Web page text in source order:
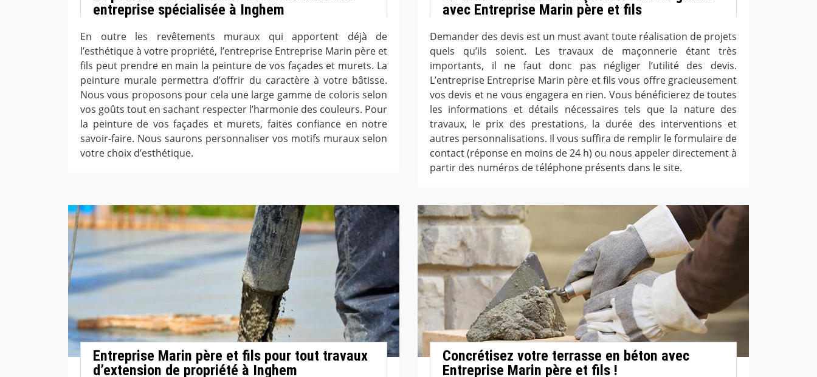
entreprise spécialisée à Inghem
En outre les revêtements muraux qui apportent déjà de
l’esthétique à votre propriété, l’entreprise Entreprise Marin père et
fils peut prendre en main la peinture de vos façades et murets. La
peinture murale permettra d’offrir du caractère à votre bâtisse.
Nous vous proposons pour cela une large gamme de coloris selon
vos goûts tout en sachant respecter l’harmonie des couleurs. Pour
la peinture de vos façades et murets, faites confiance en notre
savoir-faire. Nous saurons personnaliser vos motifs muraux selon
votre choix d’esthétique.
avec Entreprise Marin père et fils
Demander des devis est un must avant toute réalisation de projets
quels qu’ils soient. Les travaux de maçonnerie étant très
importants, il ne faut donc pas négliger l’utilité des devis.
L’entreprise Entreprise Marin père et fils vous offre gracieusement
vos devis et ne vous engagera en rien. Vous bénéficierez de toutes
les informations et détails nécessaires tels que la nature des
travaux, le prix des prestations, la durée des interventions et
autres personnalisations. Il vous suffira de remplir le formulaire de
contact (réponse en moins de 24 h) ou nous appeler directement à
partir des numéros de téléphone présents dans le site.
Entreprise Marin père et fils pour tout travaux
d’extension de propriété à Inghem
Concrétisez votre terrasse en béton avec
Entreprise Marin père et fils !